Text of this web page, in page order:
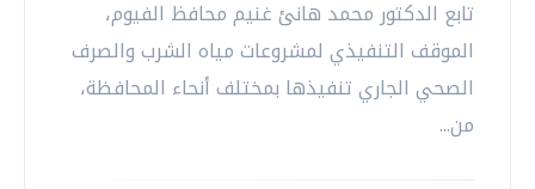
تابع الدكتور محمد هانئ غنيم محافظ الفيوم،
الموقف التنفيذي لمشروعات مياه الشرب والصرف
الصحي الجاري تنفيذها بمختلف أنحاء المحافظة،
من...